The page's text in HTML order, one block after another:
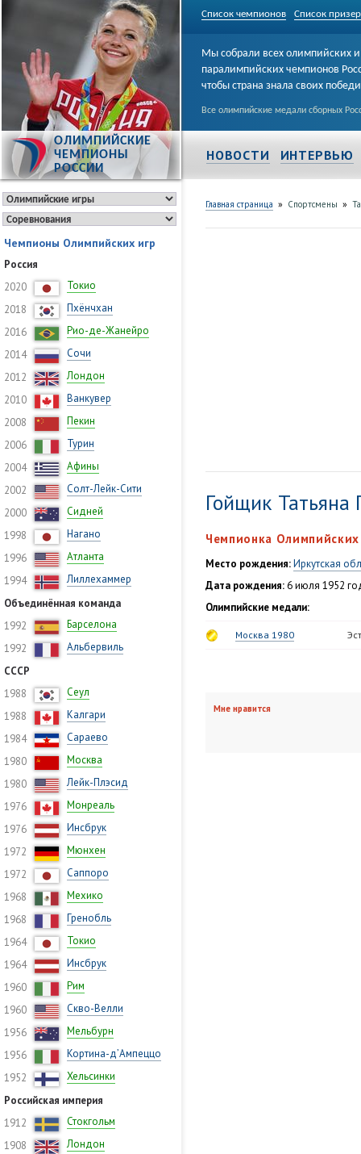
Список чемпионов Список
ОЛИМПИЙСКИЕ
ЧЕМПИОНЫ
РОССИИ
Мы собрали всех олимпийских и
паралимпийских чемпионов
чтобы страна знала своих
Все олимпийские медали сборных
НОВОСТИ ИНТЕРВЬЮ
Чемпионы Олимпийских игр
Россия
2020
Токио
2018
Пхёнчхан
2016
Рио-де-Жанейро
2014
Сочи
2012
Лондон
2010
Ванкувер
2008
Пекин
2006
Турин
2004
Афины
2002
Солт-Лейк-Сити
2000
Сидней
1998
Нагано
1996
Атланта
1994
Лиллехаммер
Объединённая команда
1992
Барселона
1992
Альбервиль
СССР
1988
Сеул
1988
Калгари
1984
Сараево
1980
Москва
1980
Лейк-Плэсид
1976
Монреаль
1976
Инсбрук
1972
Мюнхен
1972
Саппоро
1968
Мехико
1968
Гренобль
1964
Токио
1964
Инсбрук
1960
Рим
1960
Скво-Велли
1956
Мельбурн
1956
Кортина-д’Ампеццо
1952
Хельсинки
Российская империя
1912
Стокгольм
1908
Лондон
Главная страница » Спортсмены »
Гойщик Татьяна
Чемпионка
Место рождения:Иркутская
Дата рождения:6 июля 1952
Олимпийские медали:
Москва 1980
Мне нравится